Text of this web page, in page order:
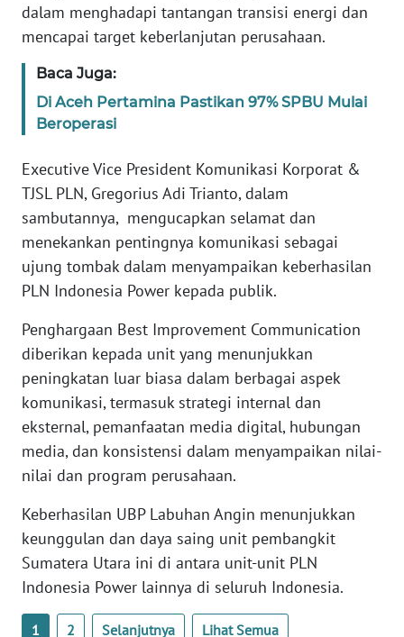
dalam menghadapi tantangan transisi energi dan
mencapai target keberlanjutan perusahaan.
Baca Juga:
Di Aceh Pertamina Pastikan 97% SPBU Mulai
Beroperasi
Executive Vice President Komunikasi Korporat &
TJSL PLN, Gregorius Adi Trianto, dalam
sambutannya, mengucapkan selamat dan
menekankan pentingnya komunikasi sebagai
ujung tombak dalam menyampaikan keberhasilan
PLN Indonesia Power kepada publik.
Penghargaan Best Improvement Communication
diberikan kepada unit yang menunjukkan
peningkatan luar biasa dalam berbagai aspek
komunikasi, termasuk strategi internal dan
eksternal, pemanfaatan media digital, hubungan
media, dan konsistensi dalam menyampaikan nilai-
nilai dan program perusahaan.
Keberhasilan UBP Labuhan Angin menunjukkan
keunggulan dan daya saing unit pembangkit
Sumatera Utara ini di antara unit-unit PLN
Indonesia Power lainnya di seluruh Indonesia.
1 2 Selanjutnya Lihat Semua
WN
WN
BENGKULU
LAMPUNG
WN
JATENG
WN
NUSANTARA
WN
JOGJA
WN
JATIM
WN
WN
KALBAR
WN
KALTENG